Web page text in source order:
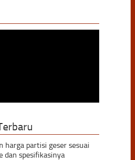
harga partisi geser sesuai
dan spesifikasinya